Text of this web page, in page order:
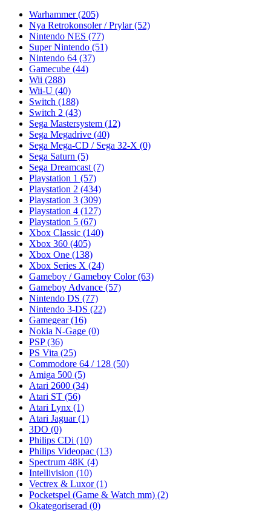
Warhammer(205)
Nya Retrokonsoler / Prylar(52)
Nintendo NES (77)
Super Nintendo (51)
Nintendo 64 (37)
Gamecube (44)
Wii (288)
Wii-U (40)
Switch (188)
Switch 2 (43)
Sega Mastersystem (12)
Sega Megadrive (40)
Sega Mega-CD / Sega 32-X (0)
Sega Saturn (5)
Sega Dreamcast (7)
Playstation 1 (57)
Playstation 2 (434)
Playstation 3 (309)
Playstation 4 (127)
Playstation 5 (67)
Xbox Classic (140)
Xbox 360 (405)
Xbox One (138)
Xbox Series X (24)
Gameboy / Gameboy Color(63)
Gameboy Advance (57)
Nintendo DS (77)
Nintendo 3-DS (22)
Gamegear(16)
Nokia N-Gage (0)
PSP(36)
PS Vita (25)
Commodore 64 / 128 (50)
Amiga 500 (5)
Atari 2600 (34)
Atari ST (56)
Atari Lynx (1)
Atari Jaguar(1)
3DO (0)
Philips CDi (10)
Philips Videopac (13)
Spectrum 48K (4)
Intellivision (10)
Vectrex & Luxor(1)
Pocketspel (Game & Watch mm) (2)
Okategoriserad (0)